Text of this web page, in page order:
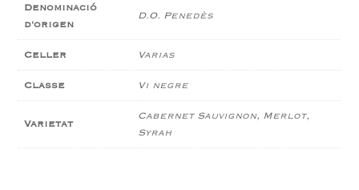
Denominació
d'origen
D.O. Penedès
Celler Varias
Classe Vi negre
Varietat
Cabernet Sauvignon, Merlot,
Syrah